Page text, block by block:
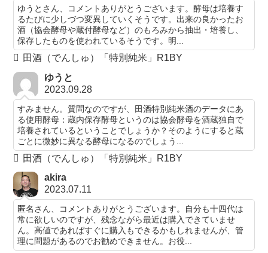
ゆうとさん、コメントありがとうございます。酵母は培養す
るたびに少しづつ変異していくそうです。出来の良かったお
酒（協会酵母や蔵付酵母など）のもろみから抽出・培養し、
保存したものを使われているそうです。明...
田酒（でんしゅ）「特別純米」R1BY
ゆうと
2023.09.28
すみません。質問なのですが、田酒特別純米酒のデータにあ
る使用酵母：蔵内保存酵母というのは協会酵母を酒蔵独自で
培養されているということでしょうか？そのようにすると蔵
ごとに微妙に異なる酵母になるのでしょう...
田酒（でんしゅ）「特別純米」R1BY
akira
2023.07.11
匿名さん、コメントありがとうございます。自分も十四代は
常に欲しいのですが、残念ながら最近は購入できていませ
ん。高値であればすぐに購入もできるかもしれませんが、管
理に問題があるのでお勧めできません。お役...